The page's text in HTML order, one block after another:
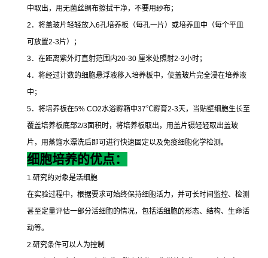
中取出，用无菌丝绸布擦拭干净，不要用纱布；
2 ．将盖玻片轻轻放入6孔培养板（每孔一片）或培养皿中（每个平皿
可放置2-3片）；
3．在距离紫外灯直射范围内20-30 厘米处照射2-3小时；
4．将经过计数的细胞悬浮液移入培养板中，使盖玻片完全浸在培养液
中；
5．将培养板在5% CO2水浴孵箱中37℃孵育2-3天，当贴壁细胞生长至
覆盖培养板底部2/3面积时，将培养板取出，用盖片镊轻轻取出盖玻
片，用蒸馏水漂洗后即可进行快速固定以及免疫细胞化学检测。
细胞培养的优点：
1.研究的对象是活细胞
在实验过程中，根据要求可始终保持细胞活力，并可长时间监控、检测
甚至定量评估一部分活细胞的情况，包括活细胞的形态、结构、生命活
动等。
2.研究条件可以人为控制